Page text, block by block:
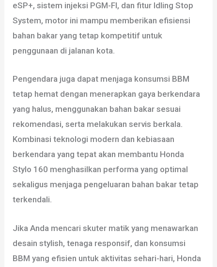
eSP+, sistem injeksi PGM-FI, dan fitur Idling Stop
System, motor ini mampu memberikan efisiensi
bahan bakar yang tetap kompetitif untuk
penggunaan di jalanan kota.
Pengendara juga dapat menjaga konsumsi BBM
tetap hemat dengan menerapkan gaya berkendara
yang halus, menggunakan bahan bakar sesuai
rekomendasi, serta melakukan servis berkala.
Kombinasi teknologi modern dan kebiasaan
berkendara yang tepat akan membantu Honda
Stylo 160 menghasilkan performa yang optimal
sekaligus menjaga pengeluaran bahan bakar tetap
terkendali.
Jika Anda mencari skuter matik yang menawarkan
desain stylish, tenaga responsif, dan konsumsi
BBM yang efisien untuk aktivitas sehari-hari, Honda